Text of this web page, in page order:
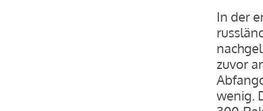
In der
zuvor
wenig.